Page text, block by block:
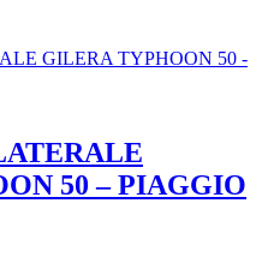
50 – PIAGGIO